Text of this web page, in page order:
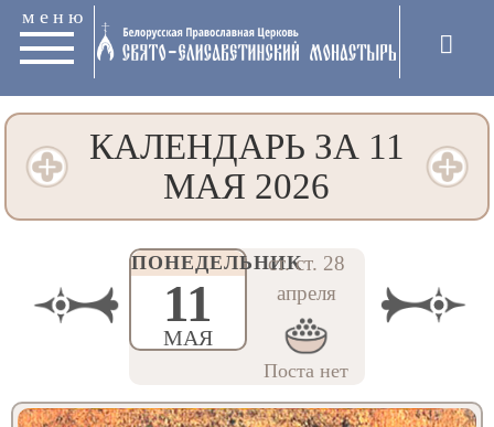
меню
КАЛЕНДАРЬ ЗА 11
МАЯ 2026
ПОНЕДЕЛЬНИК
11
МАЯ
ст. ст. 28
апреля
Поста нет